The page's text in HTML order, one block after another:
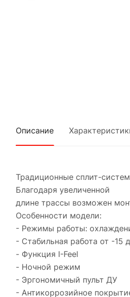
Описание
Традиционные сплит-
Благодаря увеличенной
длине трассы возможен
Особенности модели:
- Режимы работы:
- Стабильная работа от -15
- Функция I-Feel
- Ночной режим
- Эргономичный пульт ДУ
- Антикоррозийное